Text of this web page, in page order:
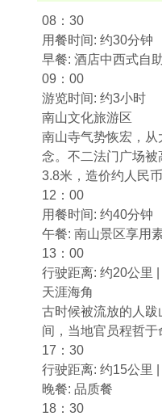
08：30
用餐时间: 约30分钟
早餐: 酒店中西式自
09：00
游览时间: 约3小时
南山文化旅游区
南山寺气势恢宏，
念。不二法门广场
3.8米，造价约人民币
12：00
用餐时间: 约40分钟
午餐: 南山景区享用
13：00
行驶距离: 约20公里
天涯海角
古时候被流放的人跋
间，当地官员程哲于
17：30
行驶距离: 约15公里
晚餐: 品质餐
18：30